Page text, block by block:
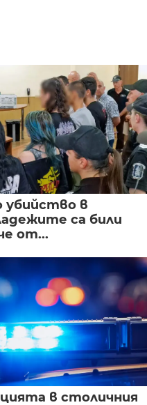
в
са били
от...
в столичния